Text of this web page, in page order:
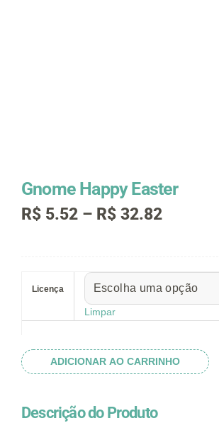
Gnome Happy Easter
R$ 5.52 – R$ 32.82Faixa
através
R$ 32.82
Licença
Limpar
Easter
ADICIONAR AO CARRINHO
Descrição do Produto